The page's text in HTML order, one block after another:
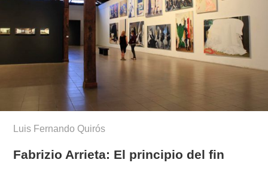
Luis Fernando Quirós
Fabrizio Arrieta: El principio del fin